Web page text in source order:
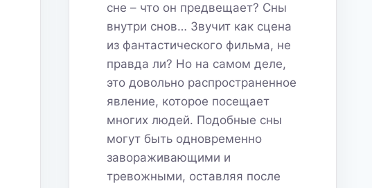
сне – что он предвещает? Сны
внутри снов… Звучит как сцена
из фантастического фильма, не
правда ли? Но на самом деле,
это довольно распространенное
явление, которое посещает
многих людей. Подобные сны
могут быть одновременно
завораживающими и
тревожными, оставляя после